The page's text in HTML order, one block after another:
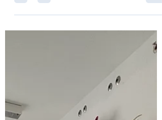
Miles Tönjes aus der 9c ist es als erstem
Schüler der JFS gelungen, Landessieger
bei Diercke Wissen zu werden. In dem
unter ca. 8,000 Teilnehmern aus
Schleswig-Holstein, so dass er als
Landesvertreter am vergangenen
Wochenende am Bundeswettbewerb in